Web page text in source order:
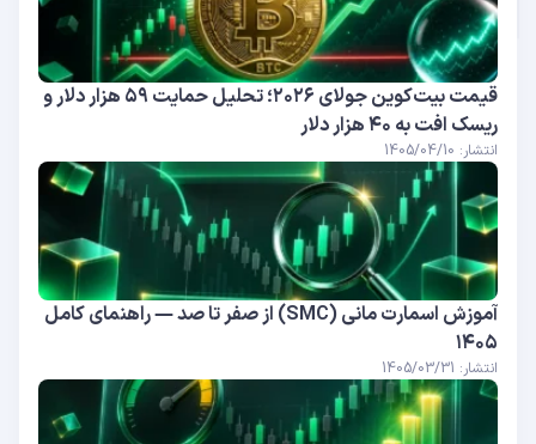
قیمت بیت‌کوین جولای ۲۰۲۶؛ تحلیل حمایت ۵۹ هزار دلار و
ریسک افت به ۴۰ هزار دلار
انتشار: 1405/04/10
آموزش اسمارت مانی (SMC) از صفر تا صد — راهنمای کامل
۱۴۰۵
انتشار: 1405/03/31